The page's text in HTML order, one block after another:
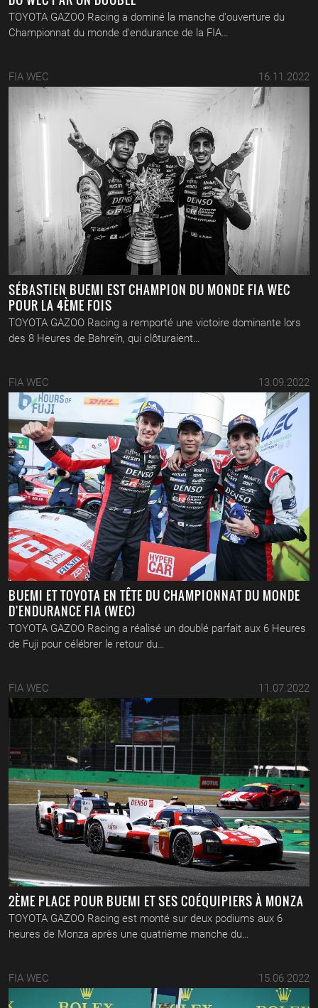
TOYOTA GAZOO Racing a dominé la manche d'ouverture du
Championnat du monde d'endurance de la FIA…
FIA WEC 16.11.2022
SÉBASTIEN BUEMI EST CHAMPION DU MONDE FIA WEC
POUR LA 4ÈME FOIS
TOYOTA GAZOO Racing a remporté une victoire dominante lors
des 8 Heures de Bahreïn, qui clôturaient…
FIA WEC 13.09.2022
BUEMI ET TOYOTA EN TÊTE DU CHAMPIONNAT DU MONDE
D'ENDURANCE FIA (WEC)
TOYOTA GAZOO Racing a réalisé un doublé parfait aux 6 Heures
de Fuji pour célébrer le retour du…
FIA WEC 11.07.2022
2ÈME PLACE POUR BUEMI ET SES COÉQUIPIERS À MONZA
TOYOTA GAZOO Racing est monté sur deux podiums aux 6
heures de Monza après une quatrième manche du…
FIA WEC 15.06.2022